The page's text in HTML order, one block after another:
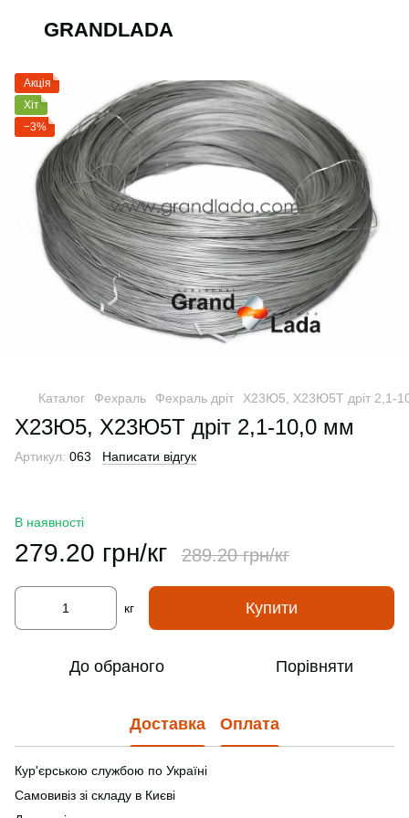
GRANDLADA
Акція
Хіт
−3%
Каталог Фехраль Фехраль дріт Х23Ю5, Х23Ю5Т дріт 2,1-
Х23Ю5, Х23Ю5Т дріт 2,1-10,0 мм
Артикул: 063 Написати відгук
В наявності
279.20 грн/кг 289.20 грн/кг
кг Купити
До обраного Порівняти
Доставка Оплата
Кур'єрською службою по Україні
Самовивіз зі складу в Києві